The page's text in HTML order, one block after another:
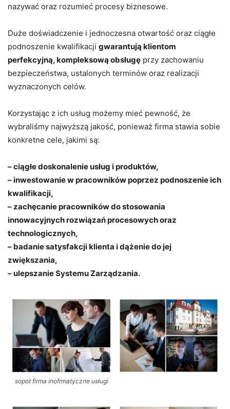
nazywać oraz rozumieć procesy biznesowe.
Duże doświadczenie i jednoczesna otwartość oraz ciągłe
podnoszenie kwalifikacji gwarantują klientom
perfekcyjną, kompleksową obsługę przy zachowaniu
bezpieczeństwa, ustalonych terminów oraz realizacji
wyznaczonych celów.
Korzystając z ich usług możemy mieć pewność, że
wybraliśmy najwyższą jakość, ponieważ firma stawia sobie
konkretne cele, jakimi są:
– ciągłe doskonalenie usług i produktów,
– inwestowanie w pracowników poprzez podnoszenie ich
kwalifikacji,
– zachęcanie pracowników do stosowania
innowacyjnych rozwiązań procesowych oraz
technologicznych,
– badanie satysfakcji klienta i dążenie do jej
zwiększania,
– ulepszanie Systemu Zarządzania.
sopot firma inofrmatyczne usługi